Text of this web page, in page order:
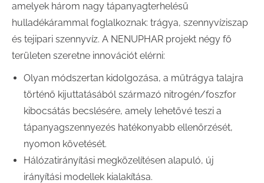
amelyek három nagy tápanyagterhelésű
hulladékárammal foglalkoznak: trágya, szennyvíziszap
és tejipari szennyvíz. A NENUPHAR projekt négy fő
területen szeretne innovációt elérni:
Olyan módszertan kidolgozása, a műtrágya talajra
történő kijuttatásából származó nitrogén/foszfor
kibocsátás becslésére, amely lehetővé teszi a
tápanyagszennyezés hatékonyabb ellenőrzését,
nyomon követését.
Hálózatirányítási megközelítésen alapuló, új
irányítási modellek kialakítása.